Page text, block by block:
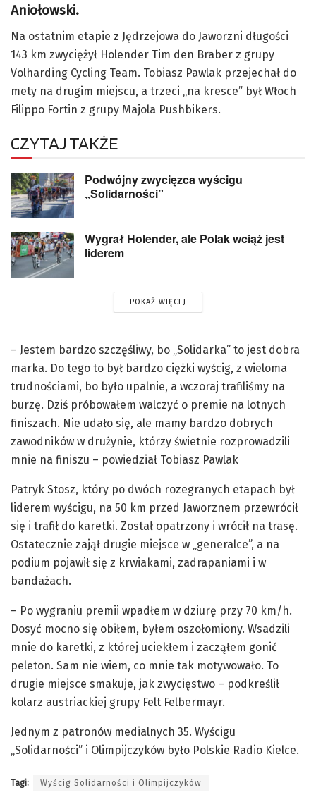
Aniołowski.
Na ostatnim etapie z Jędrzejowa do Jaworzni długości
143 km zwyciężył Holender Tim den Braber z grupy
Volharding Cycling Team. Tobiasz Pawlak przejechał do
mety na drugim miejscu, a trzeci „na kresce” był Włoch
Filippo Fortin z grupy Majola Pushbikers.
CZYTAJ TAKŻE
Podwójny zwycięzca wyścigu
„Solidarności”
Wygrał Holender, ale Polak wciąż jest
liderem
POKAŻ WIĘCEJ
– Jestem bardzo szczęśliwy, bo „Solidarka” to jest dobra
marka. Do tego to był bardzo ciężki wyścig, z wieloma
trudnościami, bo było upalnie, a wczoraj trafiliśmy na
burzę. Dziś próbowałem walczyć o premie na lotnych
finiszach. Nie udało się, ale mamy bardzo dobrych
zawodników w drużynie, którzy świetnie rozprowadzili
mnie na finiszu – powiedział Tobiasz Pawlak
Patryk Stosz, który po dwóch rozegranych etapach był
liderem wyścigu, na 50 km przed Jaworznem przewrócił
się i trafił do karetki. Został opatrzony i wrócił na trasę.
Ostatecznie zajął drugie miejsce w „generalce”, a na
podium pojawił się z krwiakami, zadrapaniami i w
bandażach.
– Po wygraniu premii wpadłem w dziurę przy 70 km/h.
Dosyć mocno się obiłem, byłem oszołomiony. Wsadzili
mnie do karetki, z której uciekłem i zacząłem gonić
peleton. Sam nie wiem, co mnie tak motywowało. To
drugie miejsce smakuje, jak zwycięstwo – podkreślił
kolarz austriackiej grupy Felt Felbermayr.
Jednym z patronów medialnych 35. Wyścigu
„Solidarności” i Olimpijczyków było Polskie Radio Kielce.
Tagi: Wyścig Solidarności i Olimpijczyków